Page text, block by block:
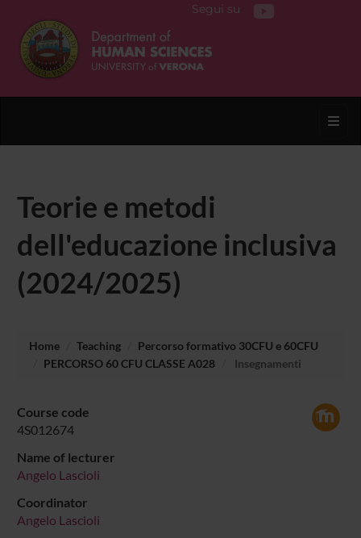
Segui su
Teorie e metodi
dell'educazione inclusiva
(2024/2025)
Home Teaching
Percorso formativo 30CFU e 60CFU
PERCORSO 60 CFU CLASSE A028
Insegnamenti
Course code
4S012674
Name of lecturer
Angelo Lascioli
Coordinator
Angelo Lascioli